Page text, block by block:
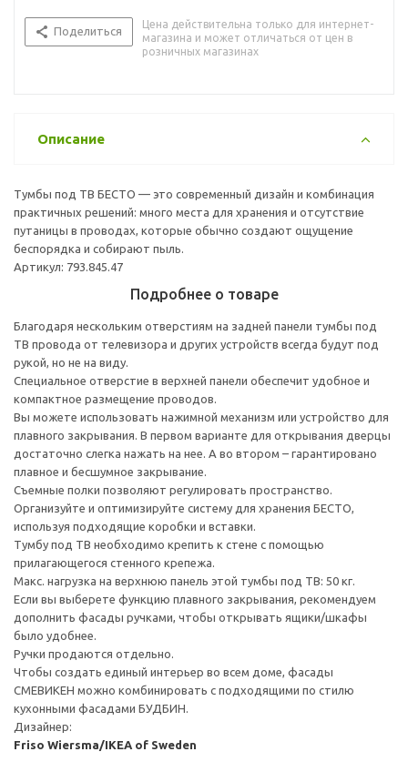
Поделиться
Цена действительна только для интернет-
магазина и может отличаться от цен в
розничных магазинах
Описание
Тумбы под ТВ БЕСТО — это современный дизайн и комбинация
практичных решений: много места для хранения и отсутствие
путаницы в проводах, которые обычно создают ощущение
беспорядка и собирают пыль.
Артикул: 793.845.47
Подробнее о товаре
Благодаря нескольким отверстиям на задней панели тумбы под
ТВ провода от телевизора и других устройств всегда будут под
рукой, но не на виду.
Специальное отверстие в верхней панели обеспечит удобное и
компактное размещение проводов.
Вы можете использовать нажимной механизм или устройство для
плавного закрывания. В первом варианте для открывания дверцы
достаточно слегка нажать на нее. А во втором – гарантировано
плавное и бесшумное закрывание.
Съемные полки позволяют регулировать пространство.
Организуйте и оптимизируйте систему для хранения БЕСТО,
используя подходящие коробки и вставки.
Тумбу под ТВ необходимо крепить к стене с помощью
прилагающегося стенного крепежа.
Макс. нагрузка на верхнюю панель этой тумбы под ТВ: 50 кг.
Если вы выберете функцию плавного закрывания, рекомендуем
дополнить фасады ручками, чтобы открывать ящики/шкафы
было удобнее.
Ручки продаются отдельно.
Чтобы создать единый интерьер во всем доме, фасады
СМЕВИКЕН можно комбинировать с подходящими по стилю
кухонными фасадами БУДБИН.
Дизайнер:
Friso Wiersma/IKEA of Sweden